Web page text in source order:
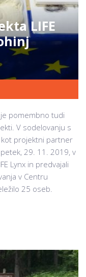
LIFE
je pomembno tudi
V sodelovanju s
kot projektni partner
29. 11. 2019, v
Lynx in predvajali
v Centru
25 oseb.